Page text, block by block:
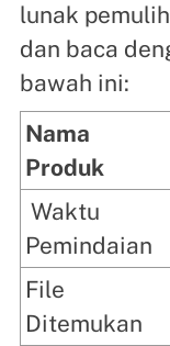
lunak
dan baca
bawah ini:
Nama
Produk
Waktu
Pemindaian
File
Ditemukan